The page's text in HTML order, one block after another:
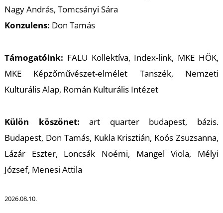
Nagy András, Tomcsányi Sára
Konzulens: Don Tamás
Támogatóink: FALU Kollektíva, Index-link, MKE HÖK,
MKE Képzőművészet-elmélet Tanszék, Nemzeti
Kulturális Alap, Román Kulturális Intézet
Külön köszönet: art quarter budapest, bázis.
Budapest, Don Tamás, Kukla Krisztián, Koós Zsuzsanna,
Lázár Eszter, Loncsák Noémi, Mangel Viola, Mélyi
József, Menesi Attila
2026.08.10.